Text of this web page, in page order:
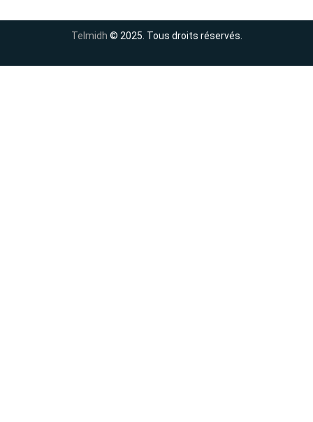
Telmidh © 2025. Tous droits réservés.